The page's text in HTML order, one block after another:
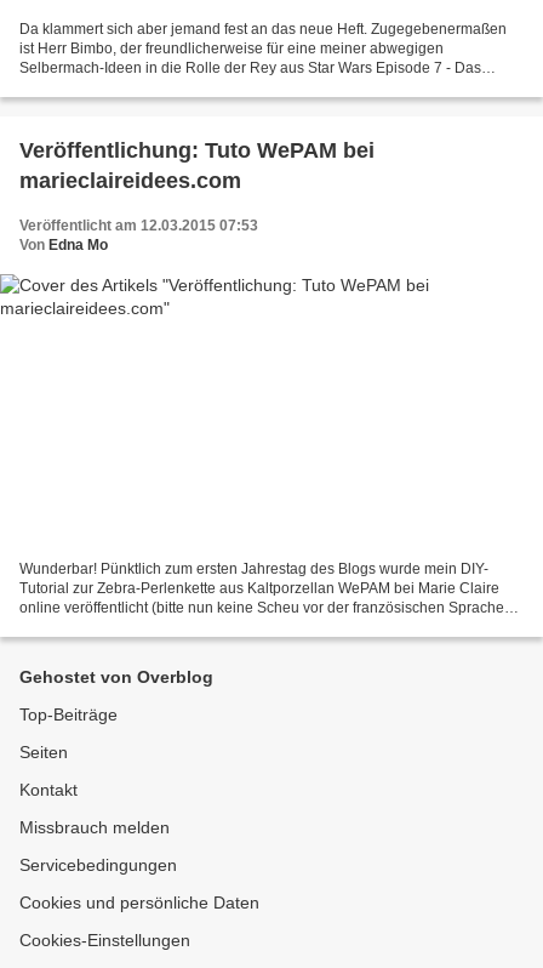
Da klammert sich aber jemand fest an das neue Heft. Zugegebenermaßen
ist Herr Bimbo, der freundlicherweise für eine meiner abwegigen
Selbermach-Ideen in die Rolle der Rey aus Star Wars Episode 7 - Das
Veröffentlichung: Tuto WePAM bei
marieclaireidees.com
Veröffentlicht am 12.03.2015 07:53
Von Edna Mo
Wunderbar! Pünktlich zum ersten Jahrestag des Blogs wurde mein DIY-
Tutorial zur Zebra-Perlenkette aus Kaltporzellan WePAM bei Marie Claire
online veröffentlicht (bitte nun keine Scheu vor der französischen Sprache
Gehostet von Overblog
Top-Beiträge
Seiten
Kontakt
Missbrauch melden
Servicebedingungen
Cookies und persönliche Daten
Cookies-Einstellungen